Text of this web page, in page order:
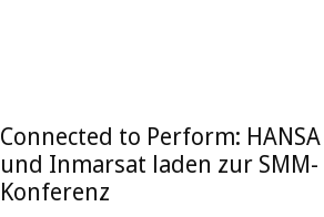
Connected to Perform: HANSA
und Inmarsat laden zur SMM-
Konferenz